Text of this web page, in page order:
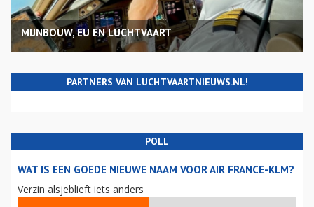
MIJNBOUW, EU EN LUCHTVAART
PARTNERS VAN LUCHTVAARTNIEUWS.NL!
POLL
WAT IS EEN GOEDE NIEUWE NAAM VOOR AIR FRANCE-KLM?
Verzin alsjeblieft iets anders